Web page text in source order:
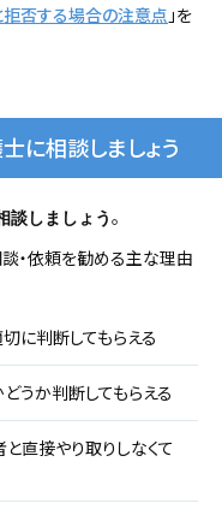
否する場合の注意点 」を
に相談しましょう
談しましょう 。
・依頼を勧める主な理由
に判断してもらえる
うか判断してもらえる
直接やり取りしなくて